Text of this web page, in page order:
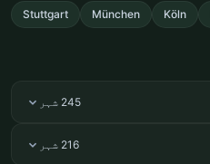
Köln
München
Stuttgart
245 شہر
216 شہر